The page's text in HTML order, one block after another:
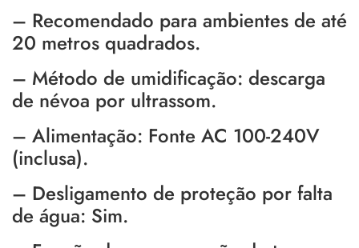
– Recomendado para ambientes de até
20 metros quadrados.
– Método de umidificação: descarga
de névoa por ultrassom.
– Alimentação: Fonte AC 100-240V
(inclusa).
– Desligamento de proteção por falta
de água: Sim.